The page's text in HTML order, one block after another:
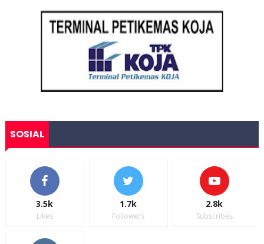
SOSIAL
3.5k
Likes
1.7k
Followers
2.8k
Subscribes